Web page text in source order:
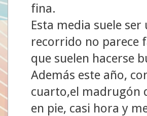
fina.
Esta media suele
recorrido no parece
que suelen hacerse
Además este año,
cuarto,el madrugón
en pie, casi hora y